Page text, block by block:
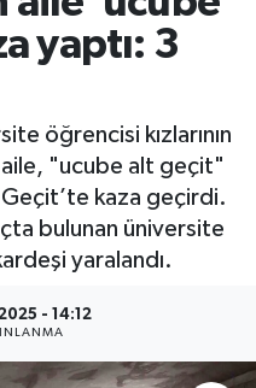
yaptı: 3
öğrencisi kızlarının
"ucube alt geçit"
kaza geçirdi.
bulunan üniversite
yaralandı.
- 14:12